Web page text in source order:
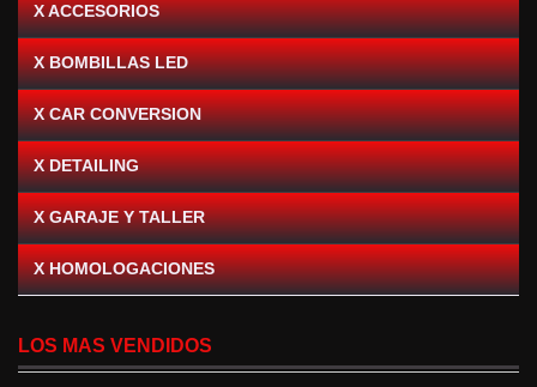
X ACCESORIOS
X BOMBILLAS LED
X CAR CONVERSION
X DETAILING
X GARAJE Y TALLER
X HOMOLOGACIONES
LOS MAS VENDIDOS